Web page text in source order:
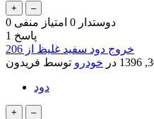
0 دوستدار 0 امتیاز منفی
1 پاسخ
خروج دود سفید غلیظ از 206
در خودرو توسط فریدون
دود